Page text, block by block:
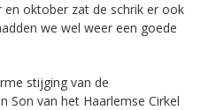
oktober zat de schrik er ook
we wel weer een goede
stijging van de
Son van het Haarlemse Cirkel